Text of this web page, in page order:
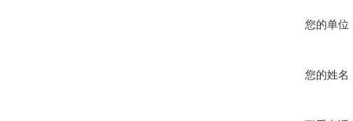
您的单位
您的姓名